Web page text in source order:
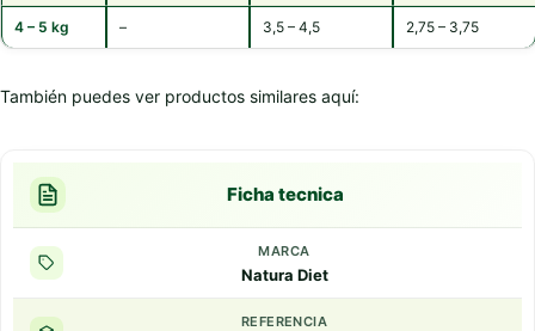
4 – 5 kg – 3,5 – 4,5 2,75 – 3,75
También puedes ver productos similares aquí:
Ficha tecnica
MARCA
Natura Diet
REFERENCIA